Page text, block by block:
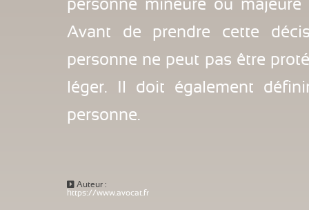
personne mineure ou majeure
Avant de prendre cette
personne ne peut pas être
léger. Il doit également
personne.
Auteur :
https://www.avocat.fr